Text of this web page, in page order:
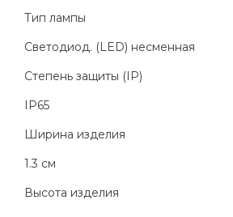
Тип лампы
Светодиод. (LED) несменная
Степень защиты (IP)
IP65
Ширина изделия
1.3 см
Высота изделия